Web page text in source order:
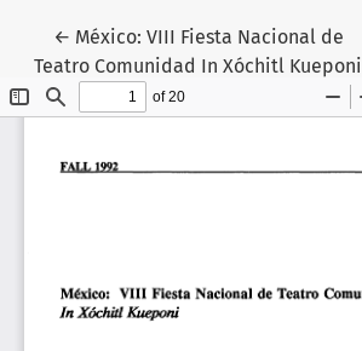
← Return to Article Details
México: VIII Fiesta Nacional de
Teatro Comunidad In Xóchitl Kueponi